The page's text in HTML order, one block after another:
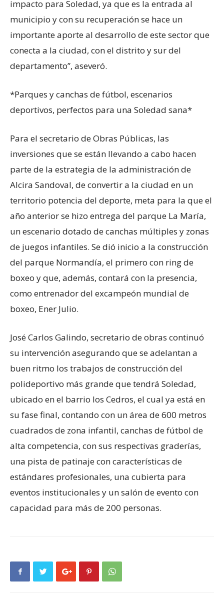
impacto para Soledad, ya que es la entrada al
municipio y con su recuperación se hace un
importante aporte al desarrollo de este sector que
conecta a la ciudad, con el distrito y sur del
departamento”, aseveró.
*Parques y canchas de fútbol, escenarios
deportivos, perfectos para una Soledad sana*
Para el secretario de Obras Públicas, las
inversiones que se están llevando a cabo hacen
parte de la estrategia de la administración de
Alcira Sandoval, de convertir a la ciudad en un
territorio potencia del deporte, meta para la que el
año anterior se hizo entrega del parque La María,
un escenario dotado de canchas múltiples y zonas
de juegos infantiles. Se dió inicio a la construcción
del parque Normandía, el primero con ring de
boxeo y que, además, contará con la presencia,
como entrenador del excampeón mundial de
boxeo, Ener Julio.
José Carlos Galindo, secretario de obras continuó
su intervención asegurando que se adelantan a
buen ritmo los trabajos de construcción del
polideportivo más grande que tendrá Soledad,
ubicado en el barrio los Cedros, el cual ya está en
su fase final, contando con un área de 600 metros
cuadrados de zona infantil, canchas de fútbol de
alta competencia, con sus respectivas graderías,
una pista de patinaje con características de
estándares profesionales, una cubierta para
eventos institucionales y un salón de evento con
capacidad para más de 200 personas.